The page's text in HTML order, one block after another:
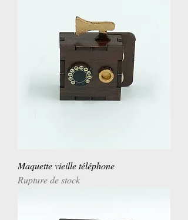
Maquette vieille téléphone
Rupture de stock